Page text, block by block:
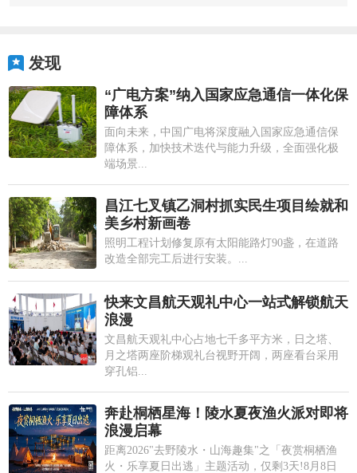
发现
“广电方案”纳入国家应急通信一体化保
障体系
面向未来，中国广电将深度融入国家应急通信保
障体系，加快技术迭代与能力升级，全面强化极
端场景...
昌江七叉镇乙洞村抓实民生项目绘就和
美乡村新画卷
照明工程计划修复原有太阳能路灯90盏，在道路
改造全部完工后进行安装。...
快来文昌航天观礼中心一站式解锁航天
浪漫
文昌航天观礼中心占地七千多平方米，日之塔、
月之塔两座阶梯观礼台视野开阔，两座看台采用
穿孔铝...
奔赴桐栖星海！陵水夏夜渔火派对即将
浪漫启幕
距离2026"去野陵水・山海趣集"之「夜赏桐栖渔
火・乐享夏日出逃」主题活动，仅剩3天!8月8日